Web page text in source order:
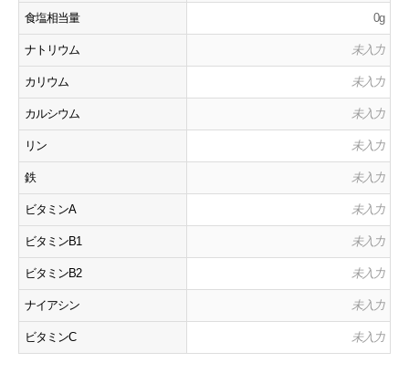
食塩相当量 0g
ナトリウム 未入力
カリウム 未入力
カルシウム 未入力
リン 未入力
鉄 未入力
ビタミンA 未入力
ビタミンB1 未入力
ビタミンB2 未入力
ナイアシン 未入力
ビタミンC 未入力